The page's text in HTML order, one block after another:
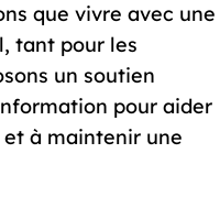
que vivre avec une
tant pour les
un soutien
pour aider
à maintenir une